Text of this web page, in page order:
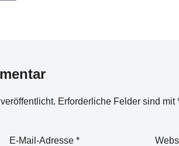
Erforderliche Felder sind mit
E-Mail-Adresse*